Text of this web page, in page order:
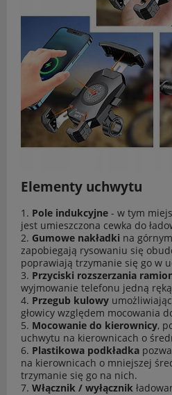
Elementy uchwytu
1. Pole indukcyjne - w tym
jest umieszczona cewka do
2. Gumowe nakładki na
zapobiegają rysowaniu się
poprawiają trzymanie się go w
3. Przyciski rozszerzania
wyjmowanie telefonu jedną
4. Przegub kulowy
głowicy względem mocowania
5. Mocowanie do kierownicy,
uchwytu na kierownicach o
6. Plastikowa podkładka
na kierownicach o mniejszej
trzymanie się go na nich.
7. Włącznik / wyłącznik